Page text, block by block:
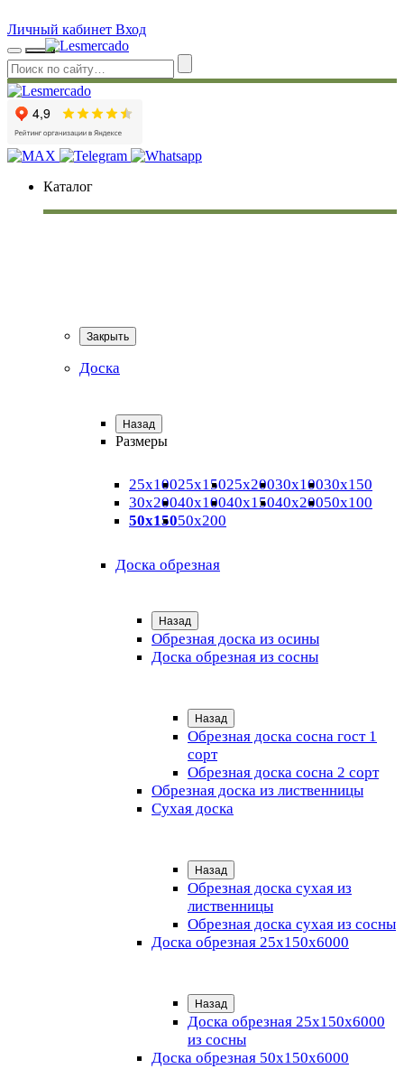
Личный кабинет Вход
Каталог
Закрыть
Доска
Назад
Размеры
25х10025х15025х20030х10030х150
30х20040х10040х15040х20050х100
50х15050х200
Доска обрезная
Назад
Обрезная доска из осины
Доска обрезная из сосны
Назад
Обрезная доска сосна гост 1
сорт
Обрезная доска сосна 2 сорт
Обрезная доска из лиственницы
Сухая доска
Назад
Обрезная доска сухая из
лиственницы
Обрезная доска сухая из сосны
Доска обрезная 25х150х6000
Назад
Доска обрезная 25x150x6000
из сосны
Доска обрезная 50х150х6000